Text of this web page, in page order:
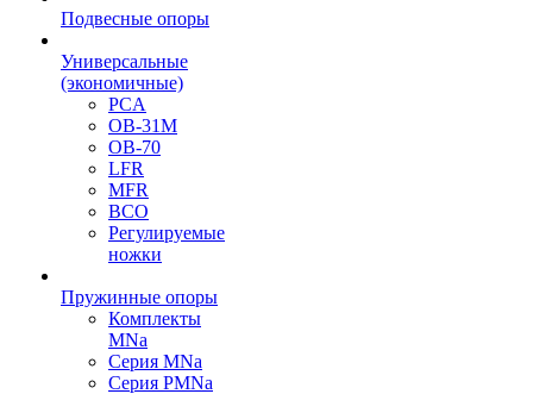
Подвесные опоры
Универсальные
(экономичные)
PCA
ОВ-31М
OB-70
LFR
MFR
ВСО
Регулируемые
ножки
Пружинные опоры
Комплекты
MNa
Серия MNa
Серия PMNa